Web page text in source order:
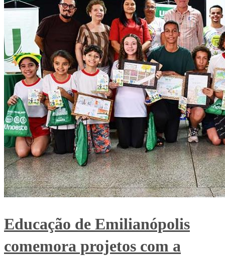
Educação de Emilianópolis
comemora projetos com a